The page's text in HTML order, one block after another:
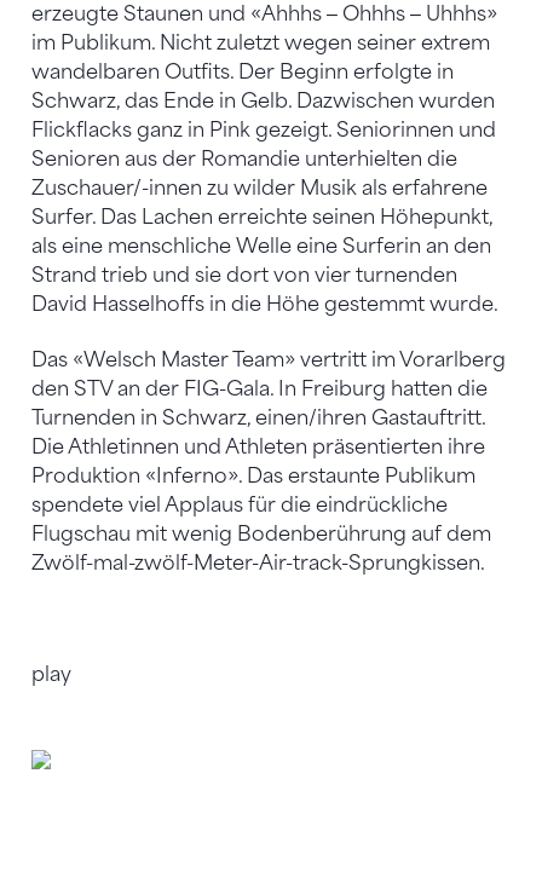
erzeugte Staunen und «Ahhhs ‒ Ohhhs ‒ Uhhhs»
im Publikum. Nicht zuletzt wegen seiner extrem
wandelbaren Outfits. Der Beginn erfolgte in
Schwarz, das Ende in Gelb. Dazwischen wurden
Flickflacks ganz in Pink gezeigt. Seniorinnen und
Senioren aus der Romandie unterhielten die
Zuschauer/-innen zu wilder Musik als erfahrene
Surfer. Das Lachen erreichte seinen Höhepunkt,
als eine menschliche Welle eine Surferin an den
Strand trieb und sie dort von vier turnenden
David Hasselhoffs in die Höhe gestemmt wurde.
Das «Welsch Master Team» vertritt im Vorarlberg
den STV an der FIG-Gala. In Freiburg hatten die
Turnenden in Schwarz, einen/ihren Gastauftritt.
Die Athletinnen und Athleten präsentierten ihre
Produktion «Inferno». Das erstaunte Publikum
spendete viel Applaus für die eindrückliche
Flugschau mit wenig Bodenberührung auf dem
Zwölf-mal-zwölf-Meter-Air-track-Sprungkissen.
play